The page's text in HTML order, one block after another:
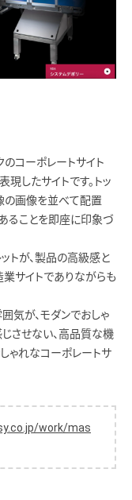
コーポレートサイト
したサイトです。トッ
の画像を並べて配置
ることを即座に印象づ
トが、製品の高級感と
業サイトでありながらも
気が、モダンでおしゃ
させない、高品質な機
ゃれなコーポレートサ
work/mas